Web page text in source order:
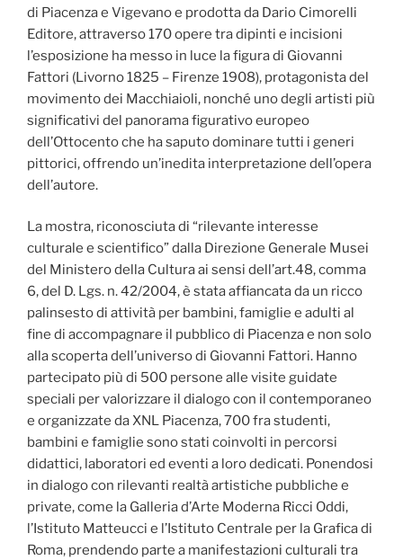
di Piacenza e Vigevano e prodotta da Dario Cimorelli
Editore, attraverso 170 opere tra dipinti e incisioni
l’esposizione ha messo in luce la figura di Giovanni
Fattori (Livorno 1825 – Firenze 1908), protagonista del
movimento dei Macchiaioli, nonché uno degli artisti più
significativi del panorama figurativo europeo
dell’Ottocento che ha saputo dominare tutti i generi
pittorici, offrendo un’inedita interpretazione dell’opera
dell’autore.
La mostra, riconosciuta di “rilevante interesse
culturale e scientifico” dalla Direzione Generale Musei
del Ministero della Cultura ai sensi dell’art.48, comma
6, del D. Lgs. n. 42/2004, è stata affiancata da un ricco
palinsesto di attività per bambini, famiglie e adulti al
fine di accompagnare il pubblico di Piacenza e non solo
alla scoperta dell’universo di Giovanni Fattori. Hanno
partecipato più di 500 persone alle visite guidate
speciali per valorizzare il dialogo con il contemporaneo
e organizzate da XNL Piacenza, 700 fra studenti,
bambini e famiglie sono stati coinvolti in percorsi
didattici, laboratori ed eventi a loro dedicati. Ponendosi
in dialogo con rilevanti realtà artistiche pubbliche e
private, come la Galleria d’Arte Moderna Ricci Oddi,
l’Istituto Matteucci e l’Istituto Centrale per la Grafica di
Roma, prendendo parte a manifestazioni culturali tra